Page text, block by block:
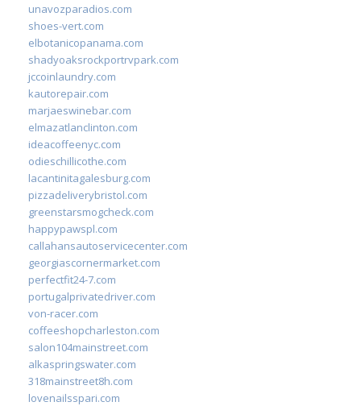
unavozparadios.com
shoes-vert.com
elbotanicopanama.com
shadyoaksrockportrvpark.com
jccoinlaundry.com
kautorepair.com
marjaeswinebar.com
elmazatlanclinton.com
ideacoffeenyc.com
odieschillicothe.com
lacantinitagalesburg.com
pizzadeliverybristol.com
greenstarsmogcheck.com
happypawspl.com
callahansautoservicecenter.com
georgiascornermarket.com
perfectfit24-7.com
portugalprivatedriver.com
von-racer.com
coffeeshopcharleston.com
salon104mainstreet.com
alkaspringswater.com
318mainstreet8h.com
lovenailsspari.com